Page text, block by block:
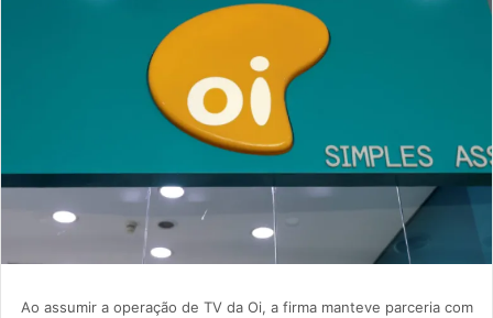
Ao assumir a operação de TV da Oi, a firma manteve parceria com